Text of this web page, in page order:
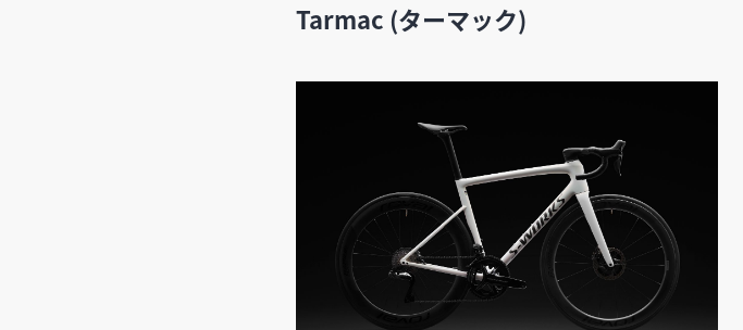
Tarmac (ターマック)